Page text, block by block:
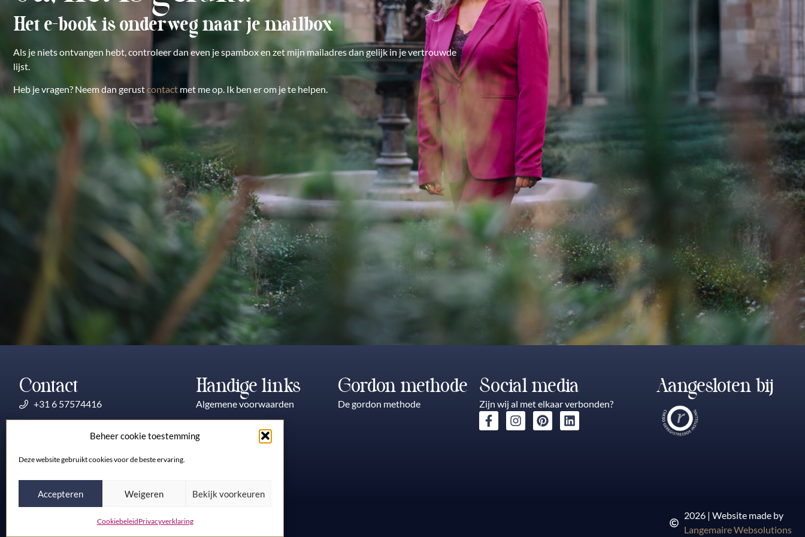
Beheer cookie toestemming
Deze website gebruikt cookies voor de beste ervaring.
Accepteren Weigeren Bekijk voorkeuren
CookiebeleidPrivacyverklaring
Het e-book is onderweg naar je mailbox
Als je niets ontvangen hebt, controleer dan even je spambox en zet mijn mailadres dan gelijk in je vertrouwde
lijst.
Heb je vragen? Neem dan gerustcontact met me op. Ik ben er om je te helpen.
Contact
+31 6 57574416
contact@dorotheaverhagen.nl
Handige links
Algemene voorwaarden
Klachtenprocedure
Privacyverklaring
Gordon methode
De gordon methode
Social media
Zijn wij al met elkaar verbonden?
Aangesloten bij
2026 | Website made by
Langemaire Websolutions